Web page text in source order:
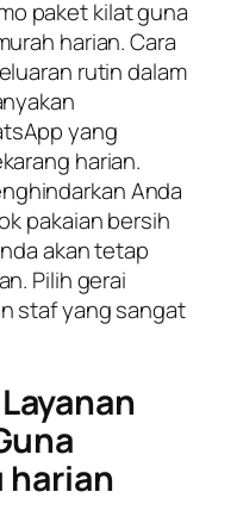
paket kilat guna
harian. Cara
rutin dalam
yang
harian.
Anda
pakaian bersih
akan tetap
Pilih gerai
staf yang sangat
harian